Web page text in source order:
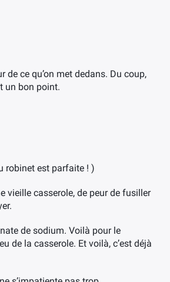
ce qu’on met dedans. Du coup,
un bon point.
robinet est parfaite ! )
vieille casserole, de peur de fusiller
de sodium. Voilà pour le
de la casserole. Et voilà, c’est déjà